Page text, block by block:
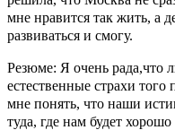
мне нравится так жить, а
развиваться и смогу.
Резюме: Я очень рада,что
естественные страхи
мне понять, что наши
туда, где нам будет